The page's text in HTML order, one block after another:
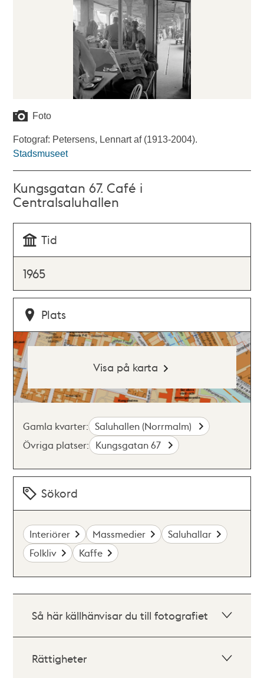
Foto
Fotograf: Petersens, Lennart af (1913-2004).
Stadsmuseet
Kungsgatan 67. Café i
Centralsaluhallen
Tid
1965
Plats
Visa på karta
Gamla kvarter: Saluhallen (Norrmalm)
Övriga platser: Kungsgatan 67
Sökord
Interiörer Massmedier
Saluhallar
Folkliv
Kaffe
Så här källhänvisar du till fotografiet
Rättigheter